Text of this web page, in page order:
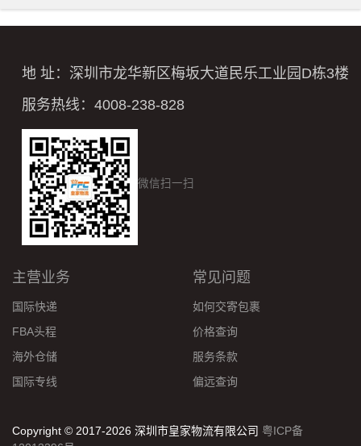
地 址：深圳市龙华新区梅坂大道民乐工业园D栋3楼
服务热线：4008-238-828
微信扫一扫
主营业务
国际快递
FBA头程
海外仓储
国际专线
常见问题
如何交寄包裹
价格查询
服务条款
偏远查询
Copyright © 2017-2026 深圳市皇家物流有限公司 粤ICP备